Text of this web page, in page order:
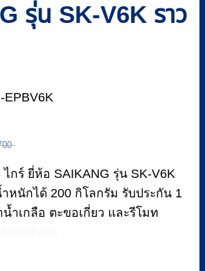
รุ่น SK-V6K ราว
ไกร์ ยี่ห้อ SAIKANG รุ่น SK-V6K
หนักได้ 200 กิโลกรัม รับประกัน 1
ำเกลือ ตะขอเกี่ยว และรีโมท
ฟฟ้า 3 ไกร์ SAIKANG รุ่น SK-V6K